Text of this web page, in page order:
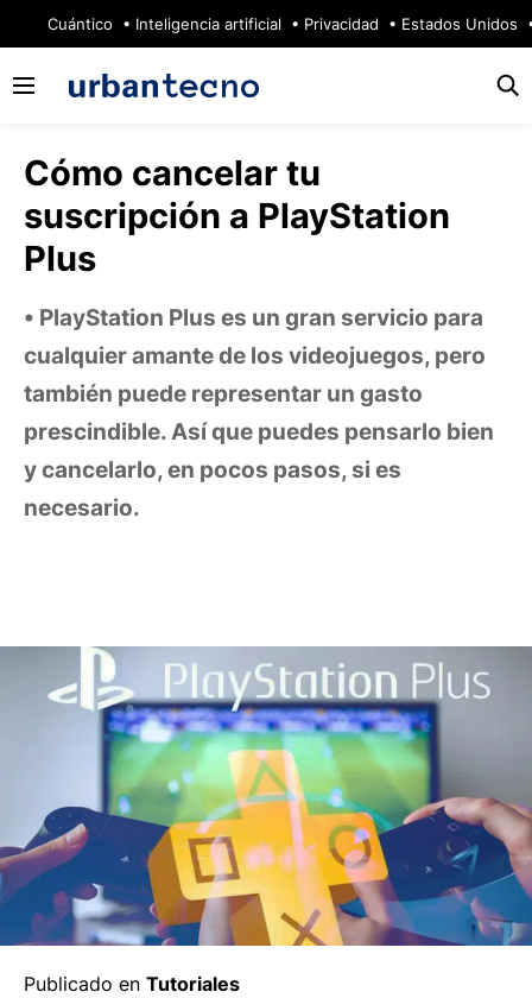
Cuántico Inteligencia artificial Privacidad Estados Unidos
Cómo cancelar tu
suscripción a PlayStation
Plus
PlayStation Plus es un gran servicio para
cualquier amante de los videojuegos, pero
también puede representar un gasto
prescindible. Así que puedes pensarlo bien
y cancelarlo, en pocos pasos, si es
necesario.
Publicado en Tutoriales